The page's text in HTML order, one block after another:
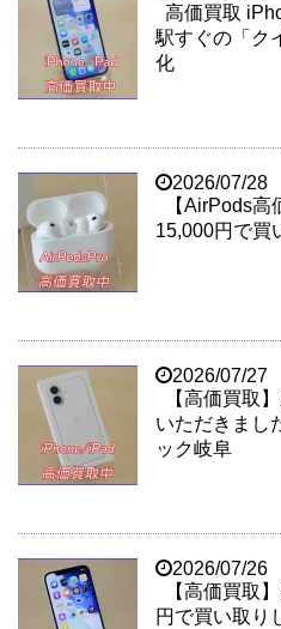
高価買取
駅すぐの「ク
化
2026/07/28
【AirPods
15,000円で買
2026/07/27
【高価買取
いただきまし
ック岐阜
2026/07/26
【高価買取
円で買い取り